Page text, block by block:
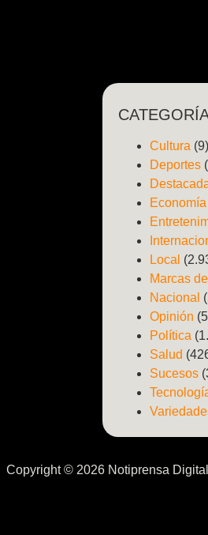
Cultura (9)
Deportes
Economía
Local
Marcas
Nacional
Opinión
Política
Salud
Sucesos
Copyright © 2026 Notiprensa